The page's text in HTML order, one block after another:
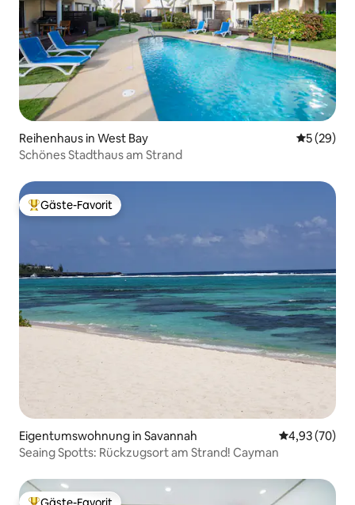
Reihenhaus in West Bay
5 (29)
Schönes Stadthaus am Strand
Beliebter Gäste-Favorit.
Gäste-Favorit
Eigentumswohnung in Savannah
4,93 (70)
Seaing Spotts: Rückzugsort am Strand! Cayman